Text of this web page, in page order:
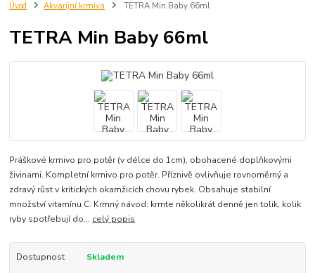
Úvod Akvarijní krmiva TETRA Min Baby 66ml
TETRA Min Baby 66ml
Práškové krmivo pro potěr (v délce do 1cm), obohacené doplňkovými
živinami. Kompletní krmivo pro potěr. Příznivě ovlivňuje rovnoměrný a
zdravý růst v kritických okamžicích chovu rybek. Obsahuje stabilní
množství vitamínu C. Krmný návod: krmte několikrát denně jen tolik, kolik
ryby spotřebují do... celý popis
Dostupnost Skladem